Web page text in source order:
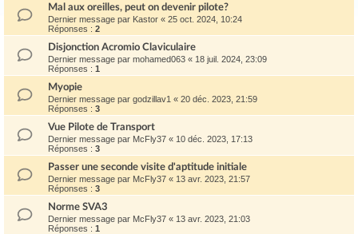
Mal aux oreilles, peut on devenir pilote?
Dernier message par Kastor « 25 oct. 2024, 10:24
Réponses : 2
Disjonction Acromio Claviculaire
Dernier message par mohamed063 « 18 juil. 2024, 23:09
Réponses : 1
Myopie
Dernier message par godzillav1 « 20 déc. 2023, 21:59
Réponses : 3
Vue Pilote de Transport
Dernier message par McFly37 « 10 déc. 2023, 17:13
Réponses : 3
Passer une seconde visite d'aptitude initiale
Dernier message par McFly37 « 13 avr. 2023, 21:57
Réponses : 3
Norme SVA3
Dernier message par McFly37 « 13 avr. 2023, 21:03
Réponses : 1